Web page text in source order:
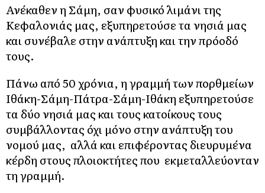
Ανέκαθεν η Σάμη, σαν φυσικό λιμάνι της
Κεφαλονιάς μας, εξυπηρετούσε τα νησιά μας
και συνέβαλε στην ανάπτυξη και την πρόοδό
τους.
Πάνω από 50 χρόνια, η γραμμή των πορθμείων
Ιθάκη-Σάμη-Πάτρα-Σάμη-Ιθάκη εξυπηρετούσε
τα δύο νησιά μας και τους κατοίκους τους
συμβάλλοντας όχι μόνο στην ανάπτυξη του
νομού μας, αλλά και επιφέροντας διευρυμένα
κέρδη στους πλοιοκτήτες που εκμεταλλεύονταν
τη γραμμή.